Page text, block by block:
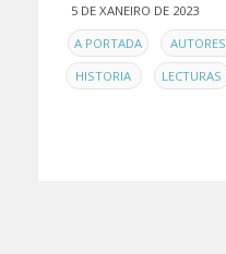
5 DE XANEIRO DE 2023
ENA PORTADA , AUTORES
HISTORIA , LECTURAS